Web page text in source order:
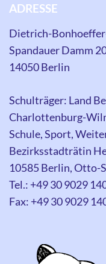
ADRESSE
Dietrich-
Spandauer Damm
14050 Berlin
Schulträger: Land
Charlottenburg-
Schule, Sport,
Bezirksstadträtin
10585 Berlin, Otto-
Tel.: +49 30 9029
Fax: +49 30 9029